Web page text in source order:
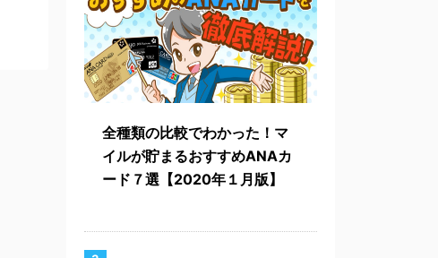
全種類の比較でわかった！マ
イルが貯まるおすすめANAカ
ード７選【2020年１月版】